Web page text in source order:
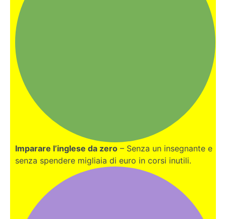
Imparare l’inglese da zero – Senza un insegnante e
senza spendere migliaia di euro in corsi inutili.